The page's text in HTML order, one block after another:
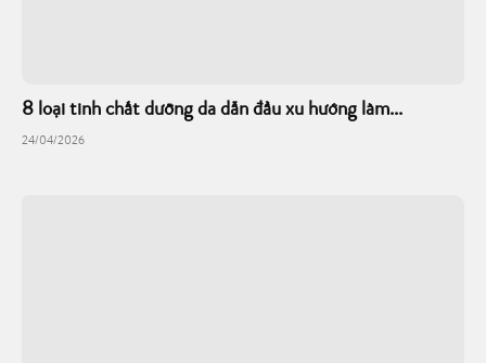
8 loại tinh chất dưỡng da dẫn đầu xu hướng làm...
24/04/2026